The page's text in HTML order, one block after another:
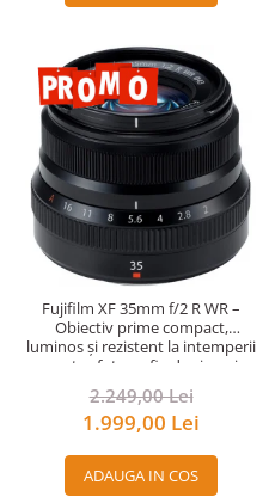
Fujifilm XF 35mm f/2 R WR –
Obiectiv prime compact,
luminos și rezistent la intemperii
pentru fotografie de zi cu zi
2.249,00 Lei
1.999,00 Lei
ADAUGA IN COS